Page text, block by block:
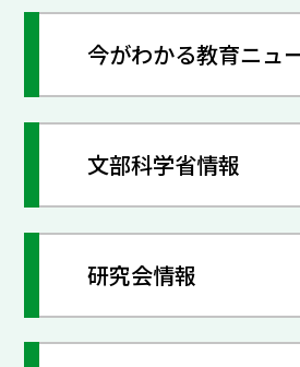
今がわかる教育ニュ
文部科学省情報
研究会情報